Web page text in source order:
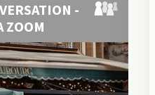
-
ZOOM